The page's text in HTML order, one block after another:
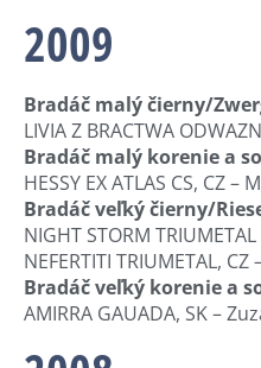
2009
Bradáč malý čierny/
LIVIA Z BRACTWA
Bradáč malý korenie a
HESSY EX ATLAS CS, CZ
Bradáč veľký čierny/
NIGHT STORM
NEFERTITI TRIUMETAL,
Bradáč veľký korenie a
AMIRRA GAUADA, SK –